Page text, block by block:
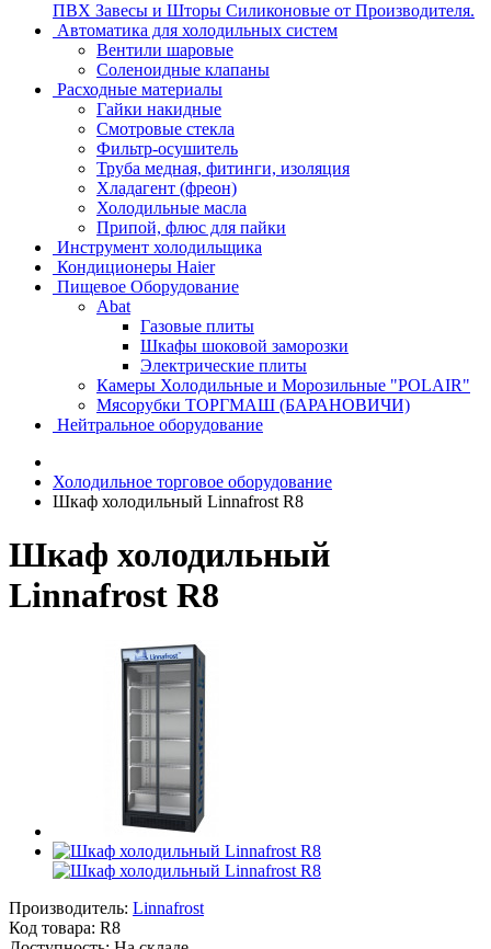
ПВХ Завесы и Шторы Силиконовые от Производителя.
Автоматика для холодильных систем
Вентили шаровые
Соленоидные клапаны
Расходные материалы
Гайки накидные
Смотровые стекла
Фильтр-осушитель
Труба медная, фитинги, изоляция
Хладагент (фреон)
Холодильные масла
Припой, флюс для пайки
Инструмент холодильщика
Кондиционеры Haier
Пищевое Оборудование
Abat
Газовые плиты
Шкафы шоковой заморозки
Электрические плиты
Камеры Холодильные и Морозильные "POLAIR"
Мясорубки ТОРГМАШ (БАРАНОВИЧИ)
Нейтральное оборудование
Холодильное торговое оборудование
Шкаф холодильный Linnafrost R8
Шкаф холодильный
Linnafrost R8
Производитель: Linnafrost
Код товара: R8